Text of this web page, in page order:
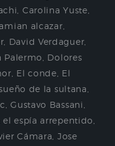
Carolina Yuste
alcazar
David Verdaguer
Palermo
Dolores
El conde El
de la sultana
,Gustavo Bassani
el espía arrepentido
Cámara Jose